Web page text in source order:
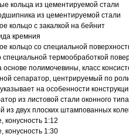
кольца из цементируемой стали
из цементируемой стали
кольцо с закалкой на бейнит
кремния
кольцо со специальной
специальной термообработкой
основе полимочевины, класс
сепаратор, центрируемый по
на особенности
из листовой стали оконного
из двух плоских штампованных
конусность 1:12
конусность 1:30